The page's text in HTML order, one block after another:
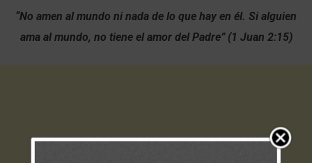
“No amen al mundo ni nada de lo que hay en él. Si alguien
ama al mundo, no tiene el amor del Padre” (1 Juan 2:15)